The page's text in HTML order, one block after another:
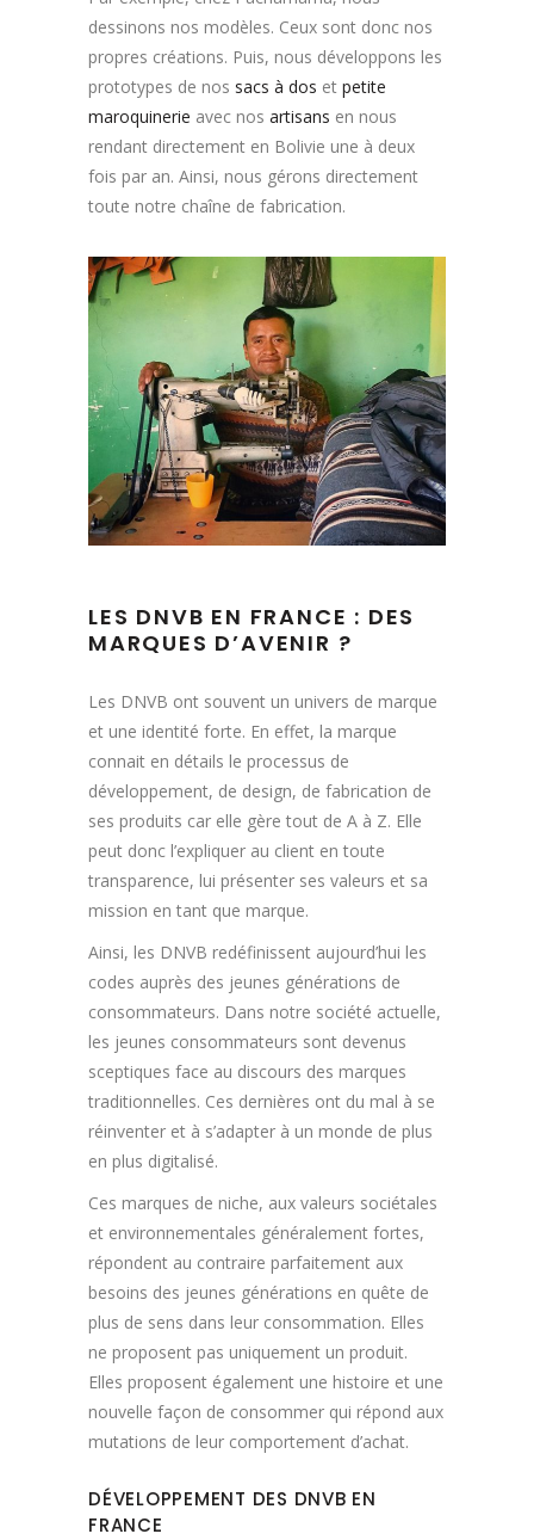
dessinons nos modèles. Ceux sont donc nos
propres créations. Puis, nous développons les
prototypes de nos sacs à dos et petite
maroquinerie avec nos artisans en nous
rendant directement en Bolivie une à deux
fois par an. Ainsi, nous gérons directement
toute notre chaîne de fabrication.
LES DNVB EN FRANCE : DES
MARQUES D’AVENIR ?
Les DNVB ont souvent un univers de marque
et une identité forte. En effet, la marque
connait en détails le processus de
développement, de design, de fabrication de
ses produits car elle gère tout de A à Z. Elle
peut donc l’expliquer au client en toute
transparence, lui présenter ses valeurs et sa
mission en tant que marque.
Ainsi, les DNVB redéfinissent aujourd’hui les
codes auprès des jeunes générations de
consommateurs. Dans notre société actuelle,
les jeunes consommateurs sont devenus
sceptiques face au discours des marques
traditionnelles. Ces dernières ont du mal à se
réinventer et à s’adapter à un monde de plus
en plus digitalisé.
Ces marques de niche, aux valeurs sociétales
et environnementales généralement fortes,
répondent au contraire parfaitement aux
besoins des jeunes générations en quête de
plus de sens dans leur consommation. Elles
ne proposent pas uniquement un produit.
Elles proposent également une histoire et une
nouvelle façon de consommer qui répond aux
mutations de leur comportement d’achat.
DÉVELOPPEMENT DES DNVB EN
FRANCE